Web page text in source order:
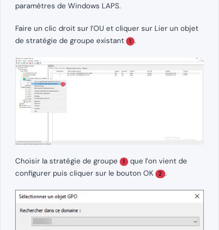
paramètres de Windows LAPS.
Faire un clic droit sur l’OU et cliquer sur Lier un objet
de stratégie de groupe existant
1 .
Choisir la stratégie de groupe 1 que l’on vient de
configurer puis cliquer sur le bouton OK
2 .